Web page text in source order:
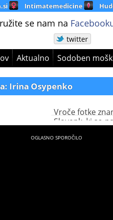
Intimatemedicine
se nam na
twitter
Aktualno Sodoben
Irina Osypenko
Vroče fotke
Slovenk, ki so